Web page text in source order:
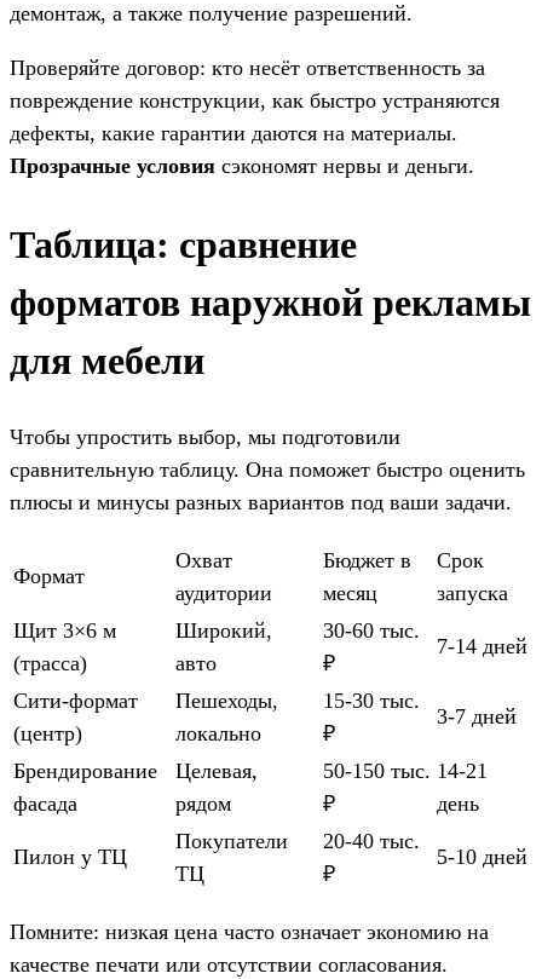
демонтаж, а также получение разрешений.
Проверяйте договор: кто несёт ответственность за
повреждение конструкции, как быстро устраняются
дефекты, какие гарантии даются на материалы.
Прозрачные условия сэкономят нервы и деньги.
Таблица: сравнение
форматов наружной рекламы
для мебели
Чтобы упростить выбор, мы подготовили
сравнительную таблицу. Она поможет быстро оценить
плюсы и минусы разных вариантов под ваши задачи.
Формат
Охват
аудитории
Бюджет в
месяц
Срок
запуска
Щит 3×6 м
(трасса)
Широкий,
авто
30-60 тыс.
₽
7-14 дней
Сити-формат
(центр)
Пешеходы,
локально
15-30 тыс.
₽
3-7 дней
Брендирование
фасада
Целевая,
рядом
50-150 тыс.
₽
14-21
день
Пилон у ТЦ
Покупатели
ТЦ
20-40 тыс.
₽
5-10 дней
Помните: низкая цена часто означает экономию на
качестве печати или отсутствии согласования.